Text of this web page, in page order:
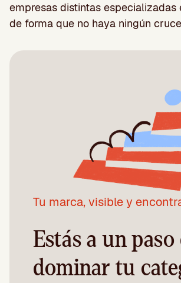
empresas distintas especializadas
de forma que no haya ningún
Tu marca, visible y
Estás a un paso
dominar tu